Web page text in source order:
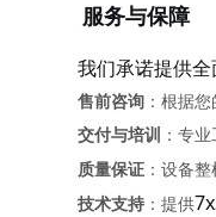
服务与保障
我们承诺提供全
售前咨询 ：根据
交付与培训 ：专
质量保证 ：设备
技术支持 ：提供